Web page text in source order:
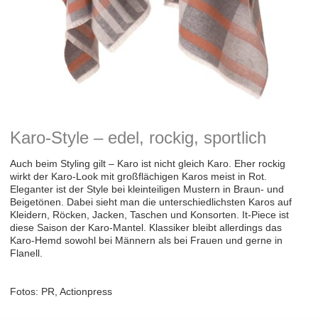
Karo-Style – edel, rockig, sportlich
Auch beim Styling gilt – Karo ist nicht gleich Karo. Eher rockig
wirkt der Karo-Look mit großflächigen Karos meist in Rot.
Eleganter ist der Style bei kleinteiligen Mustern in Braun- und
Beigetönen. Dabei sieht man die unterschiedlichsten Karos auf
Kleidern, Röcken, Jacken, Taschen und Konsorten. It-Piece ist
diese Saison der Karo-Mantel. Klassiker bleibt allerdings das
Karo-Hemd sowohl bei Männern als bei Frauen und gerne in
Flanell.
Fotos: PR, Actionpress